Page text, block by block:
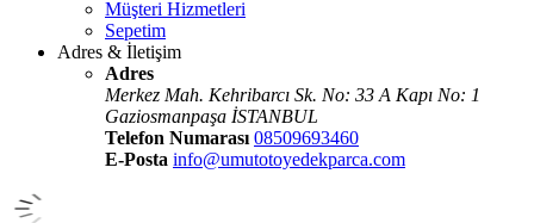
Müşteri Hizmetleri
Sepetim
Adres & İletişim
Adres
Merkez Mah. Kehribarcı Sk. No: 33 A Kapı No: 1
Gaziosmanpaşa İSTANBUL
Telefon Numarası 08509693460
E-Posta info@umutotoyedekparca.com